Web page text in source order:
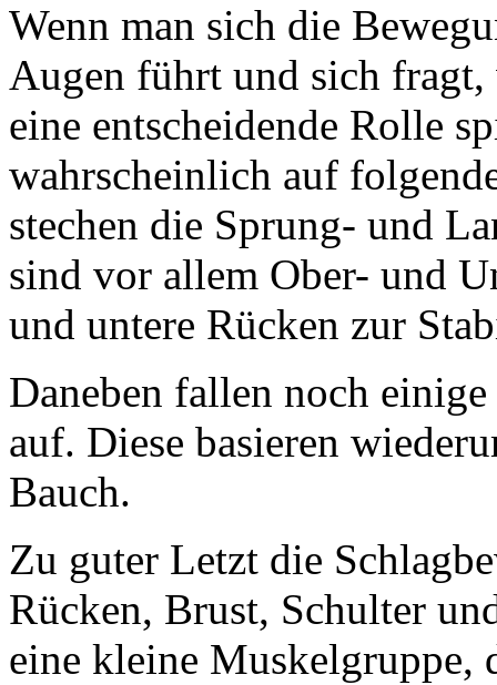
Wenn man sich die
Augen führt und sich
eine entscheidende Rolle
wahrscheinlich auf
stechen die Sprung- und
sind vor allem Ober- und
und untere Rücken zur
Daneben fallen noch
auf. Diese basieren
Bauch.
Zu guter Letzt die
Rücken, Brust, Schulter
eine kleine Muskelgruppe,